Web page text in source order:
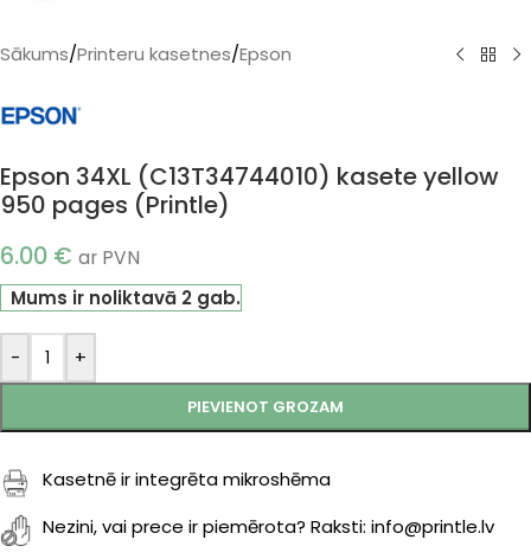
Sākums/Printeru kasetnes/Epson
Epson 34XL (C13T34744010) kasete yellow
950 pages (Printle)
6.00 € ar PVN
Mums ir noliktavā 2 gab.
- +
PIEVIENOT GROZAM
Kasetnē ir integrēta mikroshēma
Nezini, vai prece ir piemērota? Raksti: info@printle.lv